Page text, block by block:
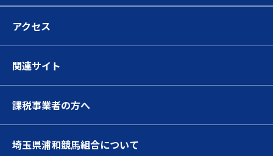
アクセス
関連サイト
課税事業者の方へ
埼玉県浦和競馬組合について